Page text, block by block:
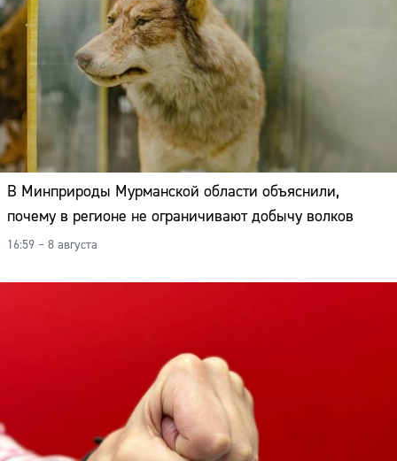
В Минприроды Мурманской области объяснили,
почему в регионе не ограничивают добычу волков
16:59 – 8 августа